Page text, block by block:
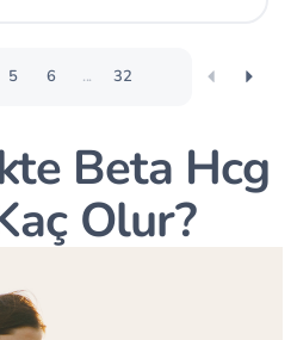
5 6 ... 32
Beta Hcg
Olur?